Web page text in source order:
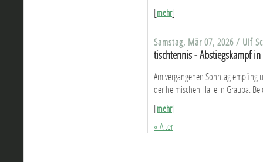
[mehr]
Samstag, Mär 07, 2026 / Ulf
tischtennis - Abstiegskampf
Am vergangenen Sonntag empfing
der heimischen Halle in Graupa.
[mehr]
« Älter